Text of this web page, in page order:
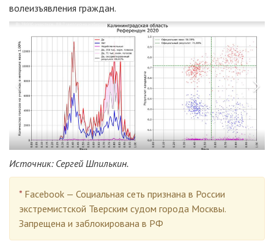
волеизъявления граждан.
Источник: Сергей Шпилькин.
* Facebook — Социальная сеть признана в России
экстремистской Тверским судом города Москвы.
Запрещена и заблокирована в РФ